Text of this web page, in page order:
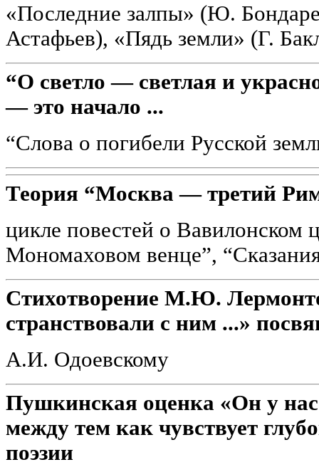
«Последние залпы» (Ю.
Астафьев), «Пядь земли» (Г.
“О светло — светлая и
— это начало ...
“Слова о погибели Русской
Теория “Москва — третий
цикле повестей о Вавилонском
Мономаховом венце”,
Стихотворение М.Ю.
странствовали с ним ...»
А.И. Одоевскому
Пушкинская оценка «Он у
между тем как чувствует
поэзии